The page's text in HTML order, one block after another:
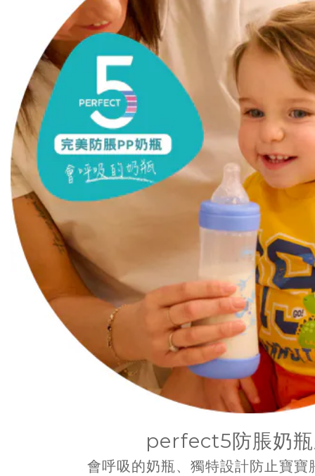
perfect5防脹奶
會呼吸的奶瓶、獨特設計防止寶寶